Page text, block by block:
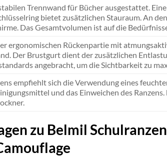
Trennwand für Bücher ausgestattet.
bietet zusätzlichen Stauraum. An
Das Gesamtvolumen ist auf die
ergonomischen Rückenpartie mit
Der Brustgurt dient der zusätzlichen
angebracht, um die Sichtbarkeit zu
empfiehlt sich die Verwendung eines
und das Einweichen des
zu Belmil